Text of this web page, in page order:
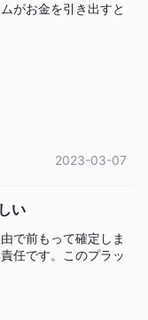
がお金を引き出すと
2023-03-07
い
で前もって確定しま
任です。このプラッ